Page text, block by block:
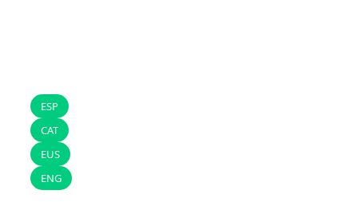
ESP
CAT
EUS
ENG